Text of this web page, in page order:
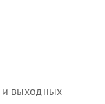
выходных